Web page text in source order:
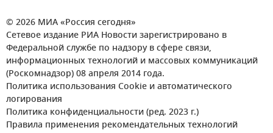
© 2026 МИА «Россия сегодня»
Сетевое издание РИА Новости зарегистрировано в
Федеральной службе по надзору в сфере связи,
информационных технологий и массовых коммуникаций
(Роскомнадзор) 08 апреля 2014 года.
Политика использования Cookie и автоматического
логирования
Политика конфиденциальности (ред. 2023 г.)
Правила применения рекомендательных технологий